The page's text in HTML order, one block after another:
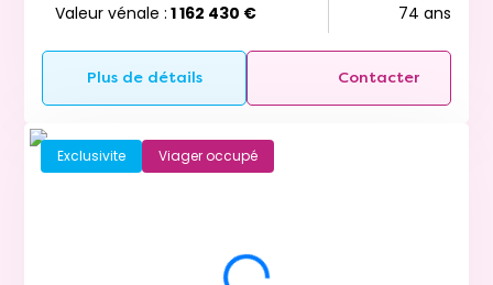
Valeur vénale : 1 162 430 €
74 ans
Plus de détails Contacter
Exclusivite Viager occupé